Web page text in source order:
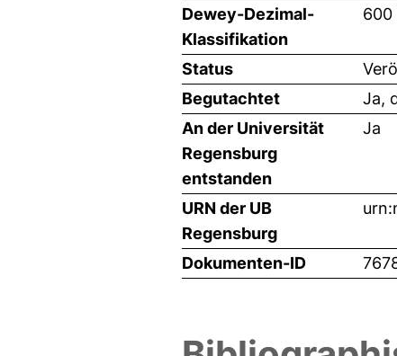
Dewey-Dezimal-
Klassifikation
600
Status
Begutachtet
Ja,
An der Universität
Regensburg
entstanden
Ja
URN der UB
Regensburg
Dokumenten-ID